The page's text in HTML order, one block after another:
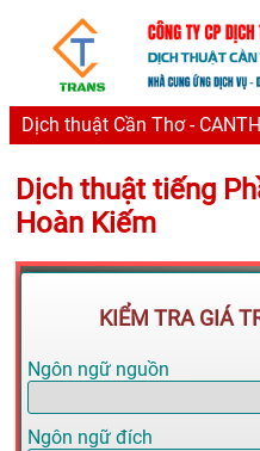
Dịch thuật Cần Thơ -
Dịch thuật tiếng
Hoàn Kiếm
KIỂM TRA GIÁ
Ngôn ngữ nguồn
Ngôn ngữ đích